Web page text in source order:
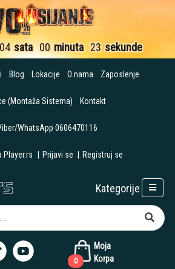
04 sata 00 minuta 22 sekunde
Blog Lokacije O nama Zaposlenje
(Montaža Sistema) Kontakt
WhatsApp 0606470116
Player.rs Prijavi se Registruj se
Moja
Korpa
0
Kategorije